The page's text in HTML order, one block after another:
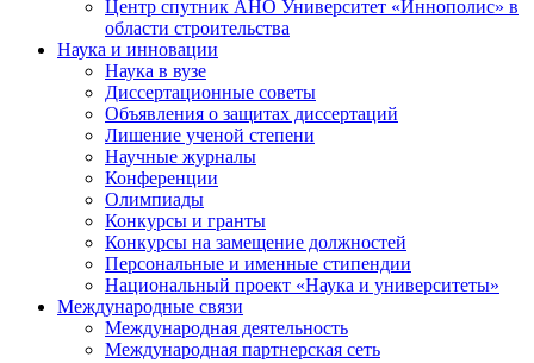
Центр спутник АНО Университет «Иннополис» в
области строительства
Наука и инновации
Наука в вузе
Диссертационные советы
Объявления о защитах диссертаций
Лишение ученой степени
Научные журналы
Конференции
Олимпиады
Конкурсы и гранты
Конкурсы на замещение должностей
Персональные и именные стипендии
Национальный проект «Наука и университеты»
Международные связи
Международная деятельность
Международная партнерская сеть